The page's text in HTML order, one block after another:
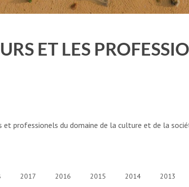
ET LES
professionels du domaine de la culture et de la
2017 2016 2015 2014 2013